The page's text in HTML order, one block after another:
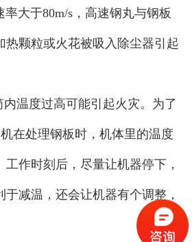
率大于80m/s，高速钢丸与钢板
热颗粒或火花被吸入除尘器引起
温度过高可能引起火灾。为了
在处理钢板时，机体里的温度
工作时刻后，尽量让机器停下，
减温，还会让机器有个调整，